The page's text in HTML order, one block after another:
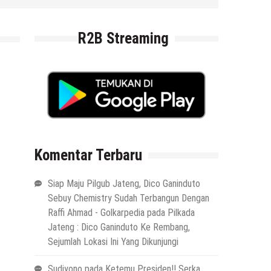
R2B Streaming
Komentar Terbaru
Siap Maju Pilgub Jateng, Dico Ganinduto
Sebuy Chemistry Sudah Terbangun Dengan
Raffi Ahmad - Golkarpedia pada Pilkada
Jateng : Dico Ganinduto Ke Rembang,
Sejumlah Lokasi Ini Yang Dikunjungi